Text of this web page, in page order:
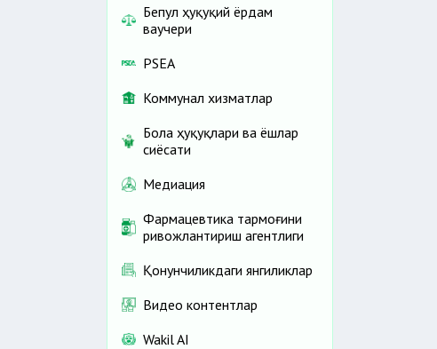
Бепул ҳуқуқий ёрдам
ваучери
PSEA
Коммунал хизматлар
Бола ҳуқуқлари ва ёшлар
сиёсати
Медиация
Фармацевтика тармоғини
ривожлантириш агентлиги
Қонунчиликдаги янгиликлар
Видео контентлар
Wakil AI